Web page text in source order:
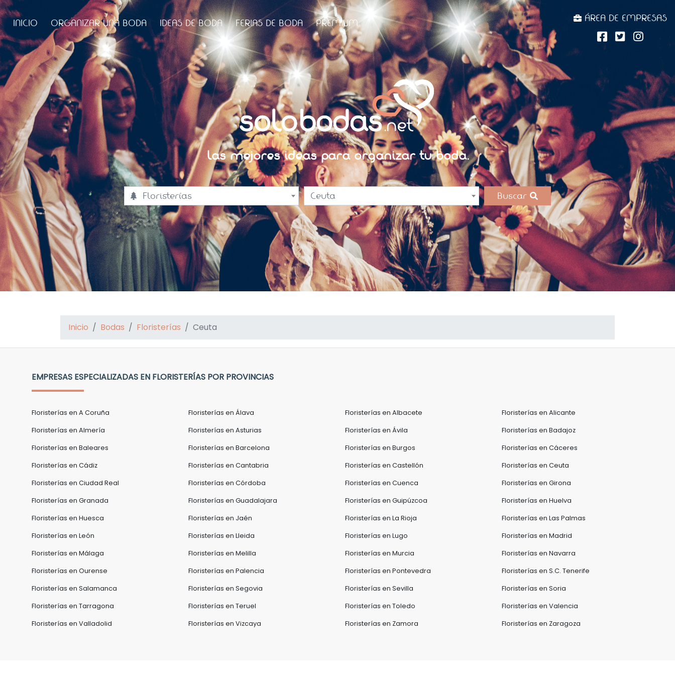
INICIO ORGANIZAR UNA BODA IDEAS DE BODA FERIAS DE BODA PREMIUM ÁREA DE EMPRESAS
Las mejores ideas para organizar tu boda.
Floristerías Ceuta Buscar
Inicio Bodas Floristerías Ceuta
EMPRESAS ESPECIALIZADAS EN FLORISTERÍAS POR PROVINCIAS
Floristerías en A Coruña Floristerías en Álava Floristerías en Albacete Floristerías en Alicante
Floristerías en Almería Floristerías en Asturias Floristerías en Ávila Floristerías en Badajoz
Floristerías en Baleares Floristerías en Barcelona Floristerías en Burgos Floristerías en Cáceres
Floristerías en Cádiz Floristerías en Cantabria Floristerías en Castellón Floristerías en Ceuta
Floristerías en Ciudad Real Floristerías en Córdoba Floristerías en Cuenca Floristerías en Girona
Floristerías en Granada Floristerías en Guadalajara Floristerías en Guipúzcoa Floristerías en Huelva
Floristerías en Huesca Floristerías en Jaén Floristerías en La Rioja Floristerías en Las Palmas
Floristerías en León Floristerías en Lleida Floristerías en Lugo Floristerías en Madrid
Floristerías en Málaga Floristerías en Melilla Floristerías en Murcia Floristerías en Navarra
Floristerías en Ourense Floristerías en Palencia Floristerías en Pontevedra Floristerías en S.C. Tenerife
Floristerías en Salamanca Floristerías en Segovia Floristerías en Sevilla Floristerías en Soria
Floristerías en Tarragona Floristerías en Teruel Floristerías en Toledo Floristerías en Valencia
Floristerías en Valladolid Floristerías en Vizcaya Floristerías en Zamora Floristerías en Zaragoza